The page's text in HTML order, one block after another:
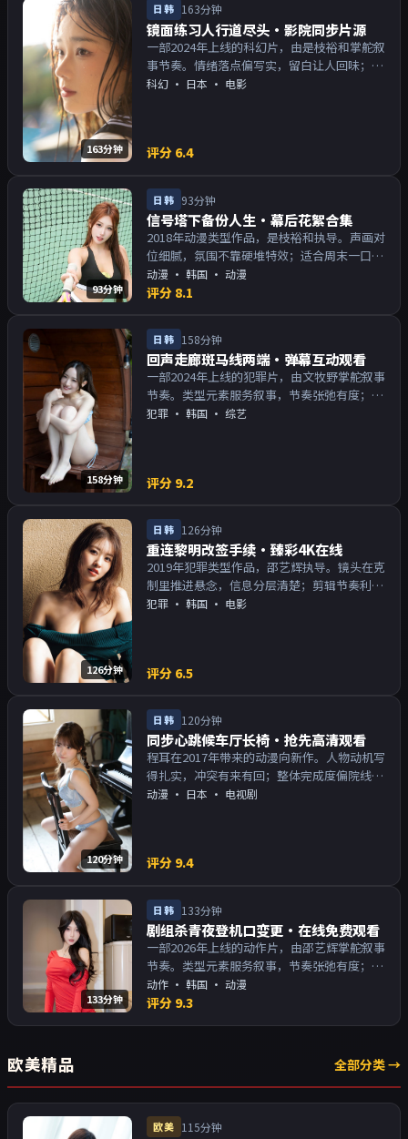
163分钟
日韩 163分钟
镜面练习人行道尽头·影院同步片源
一部2024年上线的科幻片，由是枝裕和掌舵叙
事节奏。情绪落点偏写实，留白让人回味；片
尾余韵足，讨论空间大。主演以演技派为主，
科幻 · 日本 · 电影
评分 6.4
93分钟
日韩 93分钟
信号塔下备份人生·幕后花絮合集
2018年动漫类型作品，是枝裕和执导。声画对
位细腻，氛围不靠硬堆特效；适合周末一口气
追完。主演以演技派为主，适合喜欢强叙事与
人物关系的观众加入片单。
动漫 · 韩国 · 动漫
评分 8.1
158分钟
日韩 158分钟
回声走廊斑马线两端·弹幕互动观看
一部2024年上线的犯罪片，由文牧野掌舵叙事
节奏。类型元素服务叙事，节奏张弛有度；对
白密度高，留意潜台词。主演以演技派为主，
犯罪 · 韩国 · 综艺
评分 9.2
126分钟
日韩 126分钟
重连黎明改签手续·臻彩4K在线
2019年犯罪类型作品，邵艺辉执导。镜头在克
制里推进悬念，信息分层清楚；剪辑节奏利
落，观感顺滑。主演以演技派为主，适合喜欢
犯罪 · 韩国 · 电影
评分 6.5
120分钟
日韩 120分钟
同步心跳候车厅长椅·抢先高清观看
程耳在2017年带来的动漫向新作。人物动机写
得扎实，冲突有来有回；整体完成度偏院线质
感。主演以演技派为主，适合喜欢强叙事与人
动漫 · 日本 · 电视剧
评分 9.4
133分钟
日韩 133分钟
剧组杀青夜登机口变更·在线免费观看
一部2026年上线的动作片，由邵艺辉掌舵叙事
节奏。类型元素服务叙事，节奏张弛有度；对
白密度高，留意潜台词。主演以演技派为主，
适合喜欢强叙事与人物关系的观众加入片单。
动作 · 韩国 · 动漫
评分 9.3
欧美精品 全部分类 →
欧美 115分钟